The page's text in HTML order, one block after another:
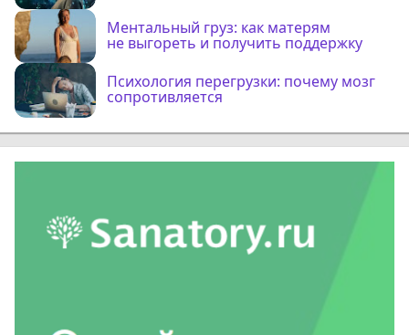
Ментальный груз: как матерям
не выгореть и получить поддержку
Психология перегрузки: почему мозг
сопротивляется